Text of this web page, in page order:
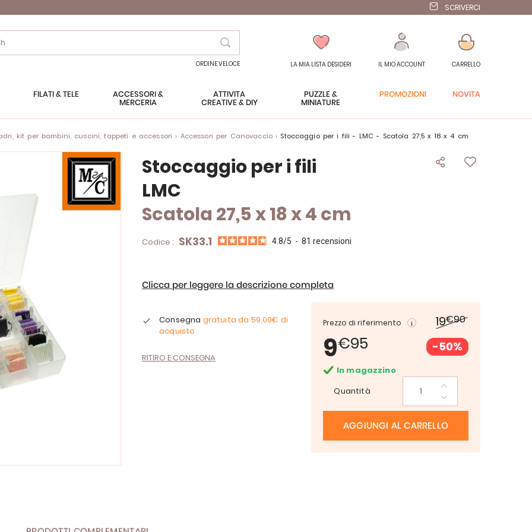
SCRIVERCI
Search
ORDINE VELOCE LA MIA LISTA DESIDERI IL MIO ACCOUNT CARRELLO
FILATI & TELE
ACCESSORI &
MERCERIA
ATTIVITÀ
CREATIVE & DIY
PUZZLE &
MINIATURE
PROMOZIONI NOVITÀ
kit per bambini, cuscini, tappeti e accessori Accessori per Canovaccio Stoccaggio per i fili - LMC - Scatola 27,5 x 18 x 4 cm
Stoccaggio per i fili
LMC
Scatola 27,5 x 18 x 4 cm
Codice : SK33.1 4.8/5 - 81 recensioni
Clicca per leggere la descrizione completa
Prezzo di riferimento 19€90
9€95 -50%
In magazzino
Quantità
AGGIUNGI AL CARRELLO
Consegna gratuita da 59,00€ di
acquisto
RITIRO E CONSEGNA